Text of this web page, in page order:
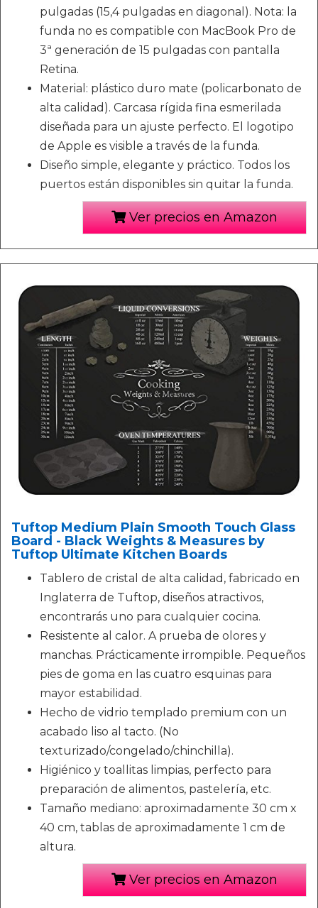
pulgadas (15,4 pulgadas en diagonal). Nota: la
funda no es compatible con MacBook Pro de
3ª generación de 15 pulgadas con pantalla
Retina.
Material: plástico duro mate (policarbonato de
alta calidad). Carcasa rígida fina esmerilada
diseñada para un ajuste perfecto. El logotipo
de Apple es visible a través de la funda.
Diseño simple, elegante y práctico. Todos los
puertos están disponibles sin quitar la funda.
Ver precios en Amazon
Tuftop Medium Plain Smooth Touch Glass
Board - Black Weights & Measures by
Tuftop Ultimate Kitchen Boards
Tablero de cristal de alta calidad, fabricado en
Inglaterra de Tuftop, diseños atractivos,
encontrarás uno para cualquier cocina.
Resistente al calor. A prueba de olores y
manchas. Prácticamente irrompible. Pequeños
pies de goma en las cuatro esquinas para
mayor estabilidad.
Hecho de vidrio templado premium con un
acabado liso al tacto. (No
texturizado/congelado/chinchilla).
Higiénico y toallitas limpias, perfecto para
preparación de alimentos, pastelería, etc.
Tamaño mediano: aproximadamente 30 cm x
40 cm, tablas de aproximadamente 1 cm de
altura.
Ver precios en Amazon